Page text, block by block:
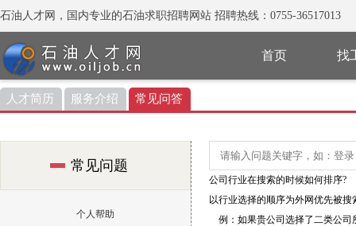
石油人才网，国内专业的石油求职招聘网站 招聘热线：0755-36517013
首页 找
人才简历 服务介绍 常见问答
常见问题
个人帮助
公司行业在搜索的时候如何排序?
以行业选择的顺序为外网优先被搜
例：如果贵公司选择了二类公司